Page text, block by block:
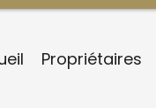
Propriétaires